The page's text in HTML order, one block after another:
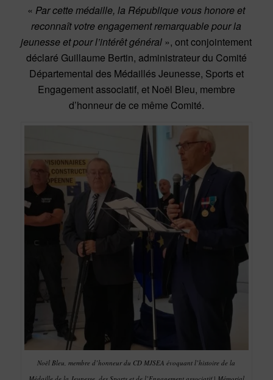
« Par cette médaille, la République vous honore et
reconnaît votre engagement remarquable pour la
jeunesse et pour l’intérêt général », ont conjointement
déclaré Guillaume Bertin, administrateur du Comité
Départemental des Médaillés Jeunesse, Sports et
Engagement associatif, et Noël Bleu, membre
d’honneur de ce même Comité.
Noël Bleu, membre d’honneur du CD MJSEA évoquant l’histoire de la